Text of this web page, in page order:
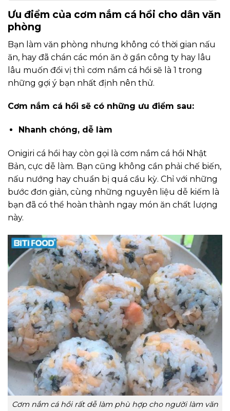
Ưu điểm của cơm nắm cá hồi cho dân văn
phòng
Bạn làm văn phòng nhưng không có thời gian nấu
ăn, hay đã chán các món ăn ở gần công ty hay lâu
lâu muốn đổi vị thì cơm nắm cá hồi sẽ là 1 trong
những gợi ý bạn nhất định nên thử.
Cơm nắm cá hồi sẽ có những ưu điểm sau:
Nhanh chóng, dễ làm
Onigiri cá hồi hay còn gọi là cơm nắm cá hồi Nhật
Bản, cực dễ làm. Bạn cũng không cần phải chế biến,
nấu nướng hay chuẩn bị quá cầu kỳ. Chỉ với những
bước đơn giản, cùng những nguyên liệu dễ kiếm là
bạn đã có thể hoàn thành ngay món ăn chất lượng
này.
Cơm nắm cá hồi rất dễ làm phù hợp cho người làm văn